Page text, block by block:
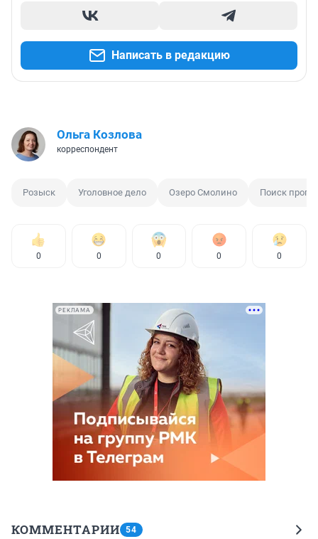
Написать в редакцию
Ольга Козлова
корреспондент
Розыск Уголовное дело Озеро Смолино Поиск
0 0 0 0 0
РЕКЛАМА
КОММЕНТАРИИ 54